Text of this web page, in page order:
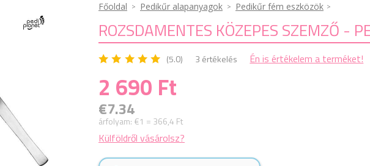
Főoldal Pedikűr alapanyagok Pedikűr fém eszközök
ROZSDAMENTES KÖZEPES SZEMZŐ -
(5.0) 3 értékelés Én is értékelem a terméket!
2 690 Ft
€7.34
árfolyam: €1 = 366,4 Ft
Külföldről vásárolsz?